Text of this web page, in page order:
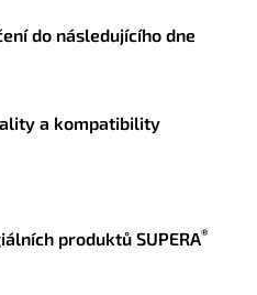
do následujícího dne
a kompatibility
produktů SUPERA®